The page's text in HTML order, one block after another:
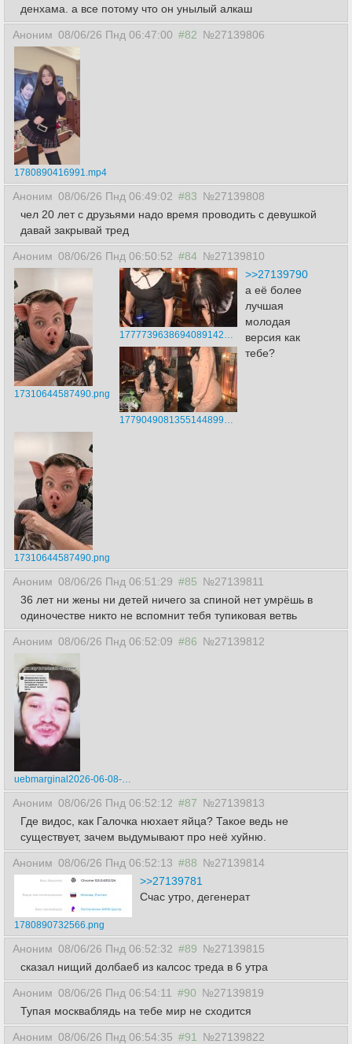
денхама. а все потому что он унылый алкаш
Аноним 08/06/26 Пнд 06:47:00 #82 №27139806
1780890416991.mp4
Аноним 08/06/26 Пнд 06:49:02 #83 №27139808
чел 20 лет с друзьями надо время проводить с девушкой
давай закрывай тред
Аноним 08/06/26 Пнд 06:50:52 #84 №27139810
17310644587490.png
17777396386940891429.png
17790490813551448996.png
17310644587490.png
>>27139790
а её более
лучшая
молодая
версия как
тебе?
Аноним 08/06/26 Пнд 06:51:29 #85 №27139811
36 лет ни жены ни детей ничего за спиной нет умрёшь в
одиночестве никто не вспомнит тебя тупиковая ветвь
Аноним 08/06/26 Пнд 06:52:09 #86 №27139812
uebmarginal2026-06-08-06-51-391780890699999.mp4
Аноним 08/06/26 Пнд 06:52:12 #87 №27139813
Где видос, как Галочка нюхает яйца? Такое ведь не
существует, зачем выдумывают про неё хуйню.
Аноним 08/06/26 Пнд 06:52:13 #88 №27139814
1780890732566.png
>>27139781
Счас утро, дегенерат
Аноним 08/06/26 Пнд 06:52:32 #89 №27139815
сказал нищий долбаеб из калсос треда в 6 утра
Аноним 08/06/26 Пнд 06:54:11 #90 №27139819
Тупая москваблядь на тебе мир не сходится
Аноним 08/06/26 Пнд 06:54:35 #91
№27139822